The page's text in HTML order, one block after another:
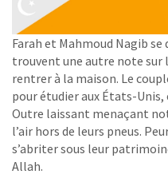
Farah et Mahmoud Nagib
trouvent une autre note sur
rentrer à la maison. Le
pour étudier aux États-
Outre laissant menaçant
l’air hors de leurs pneus.
s’abriter sous leur
Allah.